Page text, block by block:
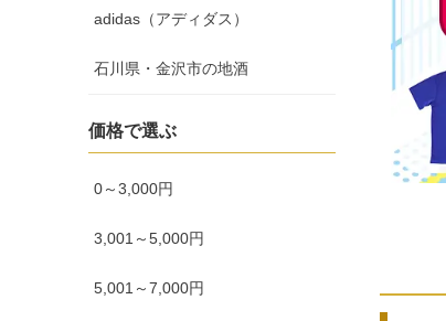
adidas（アディダス）
石川県・金沢市の地酒
価格で選ぶ
0～3,000円
3,001～5,000円
5,001～7,000円